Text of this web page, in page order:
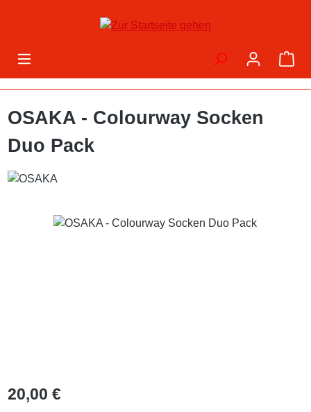
Zum Hauptinhalt springen
OSAKA - Colourway Socken
Duo Pack
Bildergalerie überspringen
20,00 €